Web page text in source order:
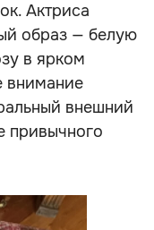
Актриса
образ — белую
в ярком
внимание
внешний
привычного